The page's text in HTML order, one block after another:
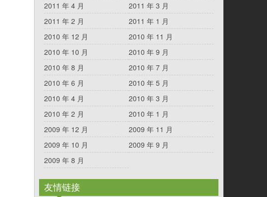
2011 年 4 月
2011 年 3 月
2011 年 2 月
2011 年 1 月
2010 年 12 月
2010 年 11 月
2010 年 10 月
2010 年 9 月
2010 年 8 月
2010 年 7 月
2010 年 6 月
2010 年 5 月
2010 年 4 月
2010 年 3 月
2010 年 2 月
2010 年 1 月
2009 年 12 月
2009 年 11 月
2009 年 10 月
2009 年 9 月
2009 年 8 月
友情链接